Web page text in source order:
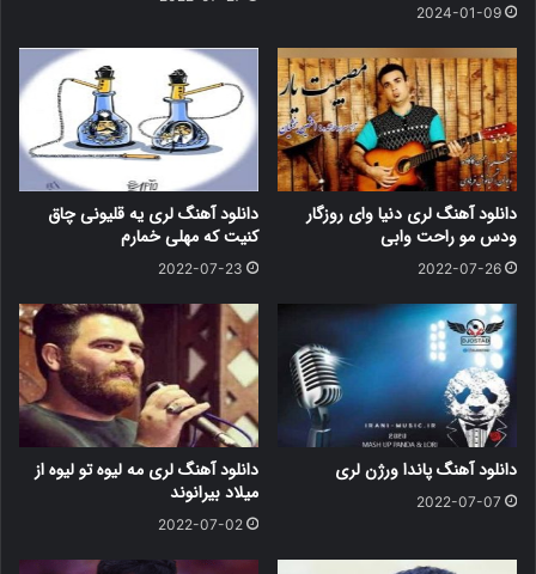
2024-01-09
دانلود آهنگ لری دنیا وای روزگار
ودس مو راحت وابی
2022-07-26
دانلود آهنگ لری یه قلیونی چاق
کنیت که مهلی خمارم
2022-07-23
دانلود آهنگ پاندا ورژن لری
2022-07-07
دانلود آهنگ لری مه لیوه تو لیوه از
میلاد بیرانوند
2022-07-02